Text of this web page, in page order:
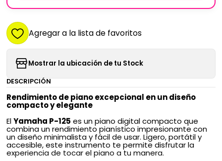
Agregar a la lista de favoritos
Mostrar la ubicación de tu Stock
DESCRIPCIÓN
Rendimiento de piano excepcional en un diseño
compacto y elegante
ElYamaha P-125 es un piano digital compacto que
combina un rendimiento pianístico impresionante con
un diseño minimalista y fácil de usar. Ligero, portátil y
accesible, este instrumento te permite disfrutar la
experiencia de tocar el piano a tu manera.